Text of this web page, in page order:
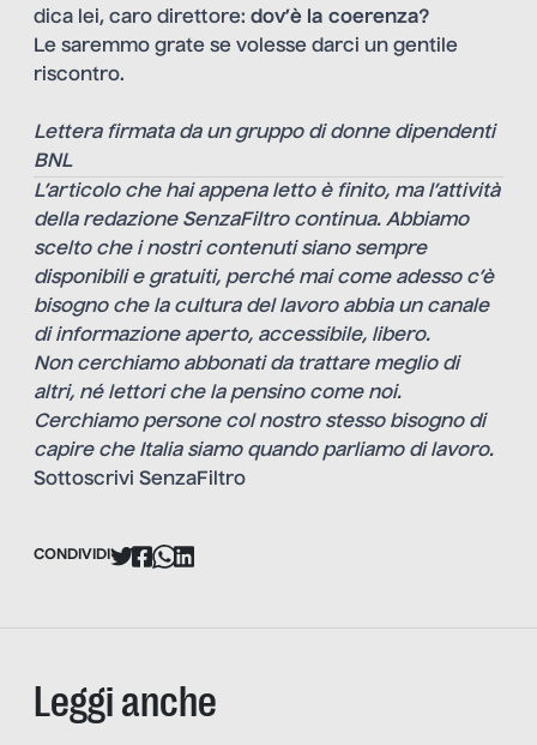
dica lei, caro direttore: dov’è la coerenza?
Le saremmo grate se volesse darci un gentile
riscontro.
Lettera firmata da un gruppo di donne dipendenti
BNL
L’articolo che hai appena letto è finito, ma l’attività
della redazione SenzaFiltro continua. Abbiamo
scelto che i nostri contenuti siano sempre
disponibili e gratuiti, perché mai come adesso c’è
bisogno che la cultura del lavoro abbia un canale
di informazione aperto, accessibile, libero.
Non cerchiamo abbonati da trattare meglio di
altri, né lettori che la pensino come noi.
Cerchiamo persone col nostro stesso bisogno di
capire che Italia siamo quando parliamo di lavoro.
Sottoscrivi SenzaFiltro
CONDIVIDI
Leggi anche